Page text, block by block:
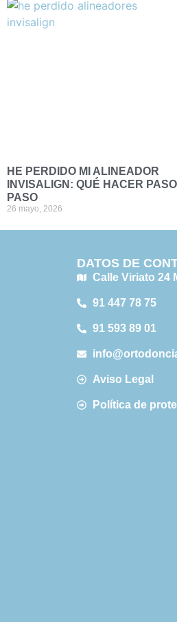
HE PERDIDO MI ALINEADOR
INVISALIGN: QUÉ HACER
PASO
26 mayo, 2026
DATOS DE
Calle Viriato 24
91 447 78 75
91 593 89 01
Aviso Legal
Política de